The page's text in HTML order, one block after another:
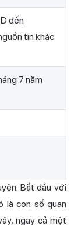
đến
tin khác
7 năm
Bắt đầu với
là con số quan
ngay cả một